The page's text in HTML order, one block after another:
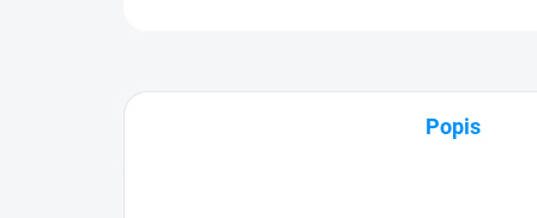
Popis